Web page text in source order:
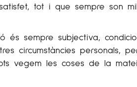
tot i que sempre son
és sempre subjectiva,
circumstàncies personals,
vegem les coses de la